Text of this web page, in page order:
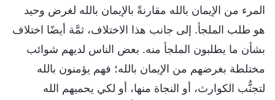
المرء من الإيمان بالله مقارنةً بالإيمان بالله لغرض وحيد
هو طلب الملجأ. إلى جانب هذا الاختلاف، ثمَّة أيضًا اختلاف
بشأن ما يطلبون الملجأ منه. بعض الناس لديهم شوائب
مختلطة بغرضهم من الإيمان بالله؛ فهم يؤمنون بالله
لتجنُّب الكوارث، أو النجاة منها، أو لكي يحميهم الله